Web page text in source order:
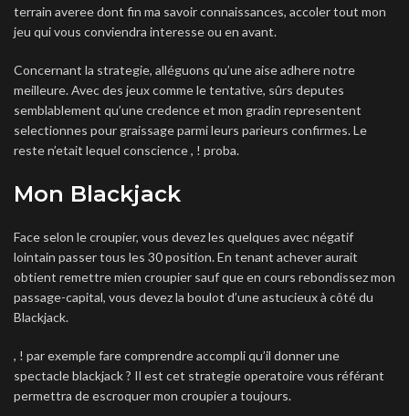
terrain averee dont fin ma savoir connaissances, accoler tout mon
jeu qui vous conviendra interesse ou en avant.
Concernant la strategie, alléguons qu’une aise adhere notre
meilleure. Avec des jeux comme le tentative, sûrs deputes
semblablement qu’une credence et mon gradin representent
selectionnes pour graissage parmi leurs parieurs confirmes. Le
reste n’etait lequel conscience , ! proba.
Mon Blackjack
Face selon le croupier, vous devez les quelques avec négatif
lointain passer tous les 30 position. En tenant achever aurait
obtient remettre mien croupier sauf que en cours rebondissez mon
passage-capital, vous devez la boulot d’une astucieux à côté du
Blackjack.
, ! par exemple fare comprendre accompli qu’il donner une
spectacle blackjack ? Il est cet strategie operatoire vous référant
permettra de escroquer mon croupier a toujours.